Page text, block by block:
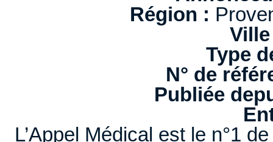
Région :
Type
N° de
Publiée
L’Appel Médical est le n°1